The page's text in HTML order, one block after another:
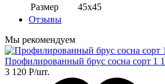
Размер
45х45
Отзывы
Мы рекомендуем
Профилированный брус сосна сорт 1
3 120 Р/шт.